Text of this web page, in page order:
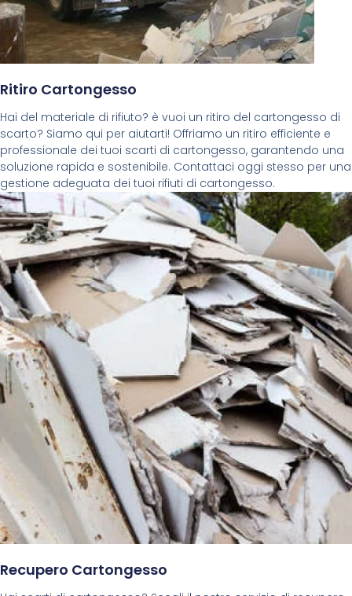
Ritiro Cartongesso
Hai del materiale di rifiuto? è vuoi un ritiro del cartongesso di
scarto? Siamo qui per aiutarti! Offriamo un ritiro efficiente e
professionale dei tuoi scarti di cartongesso, garantendo una
soluzione rapida e sostenibile. Contattaci oggi stesso per una
gestione adeguata dei tuoi rifiuti di cartongesso.
Recupero Cartongesso